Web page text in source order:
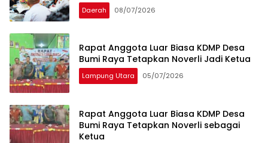
Daerah 08/07/2026
Rapat Anggota Luar Biasa KDMP Desa
Bumi Raya Tetapkan Noverli Jadi Ketua
Lampung Utara 05/07/2026
Rapat Anggota Luar Biasa KDMP Desa
Bumi Raya Tetapkan Noverli sebagai
Ketua